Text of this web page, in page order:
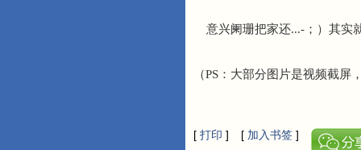
意兴阑珊把家还...-；）其实
（PS：大部分图片是视频截屏
[ 打印 ] [ 加入书签 ]